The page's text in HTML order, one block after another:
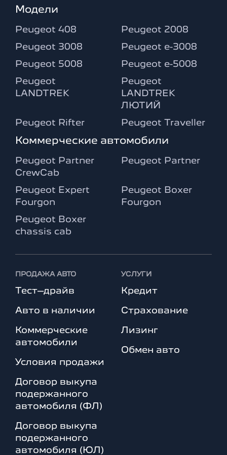
Модели
Peugeot 408 Peugeot 2008
Peugeot 3008 Peugeot e-3008
Peugeot 5008 Peugeot e-5008
Peugeot
LANDTREK
Peugeot
LANDTREK
ЛЮТИЙ
Peugeot Rifter Peugeot Traveller
Коммерческие автомобили
Peugeot Partner
CrewCab
Peugeot Partner
Peugeot Expert
Fourgon
Peugeot Boxer
Fourgon
Peugeot Boxer
chassis cab
ПРОДАЖА АВТО
Тест–драйв
Авто в наличии
Коммерческие
автомобили
Условия продажи
Договор выкупа
подержанного
автомобиля (ФЛ)
Договор выкупа
подержанного
автомобиля (ЮЛ)
УСЛУГИ
Кредит
Страхование
Лизинг
Обмен авто